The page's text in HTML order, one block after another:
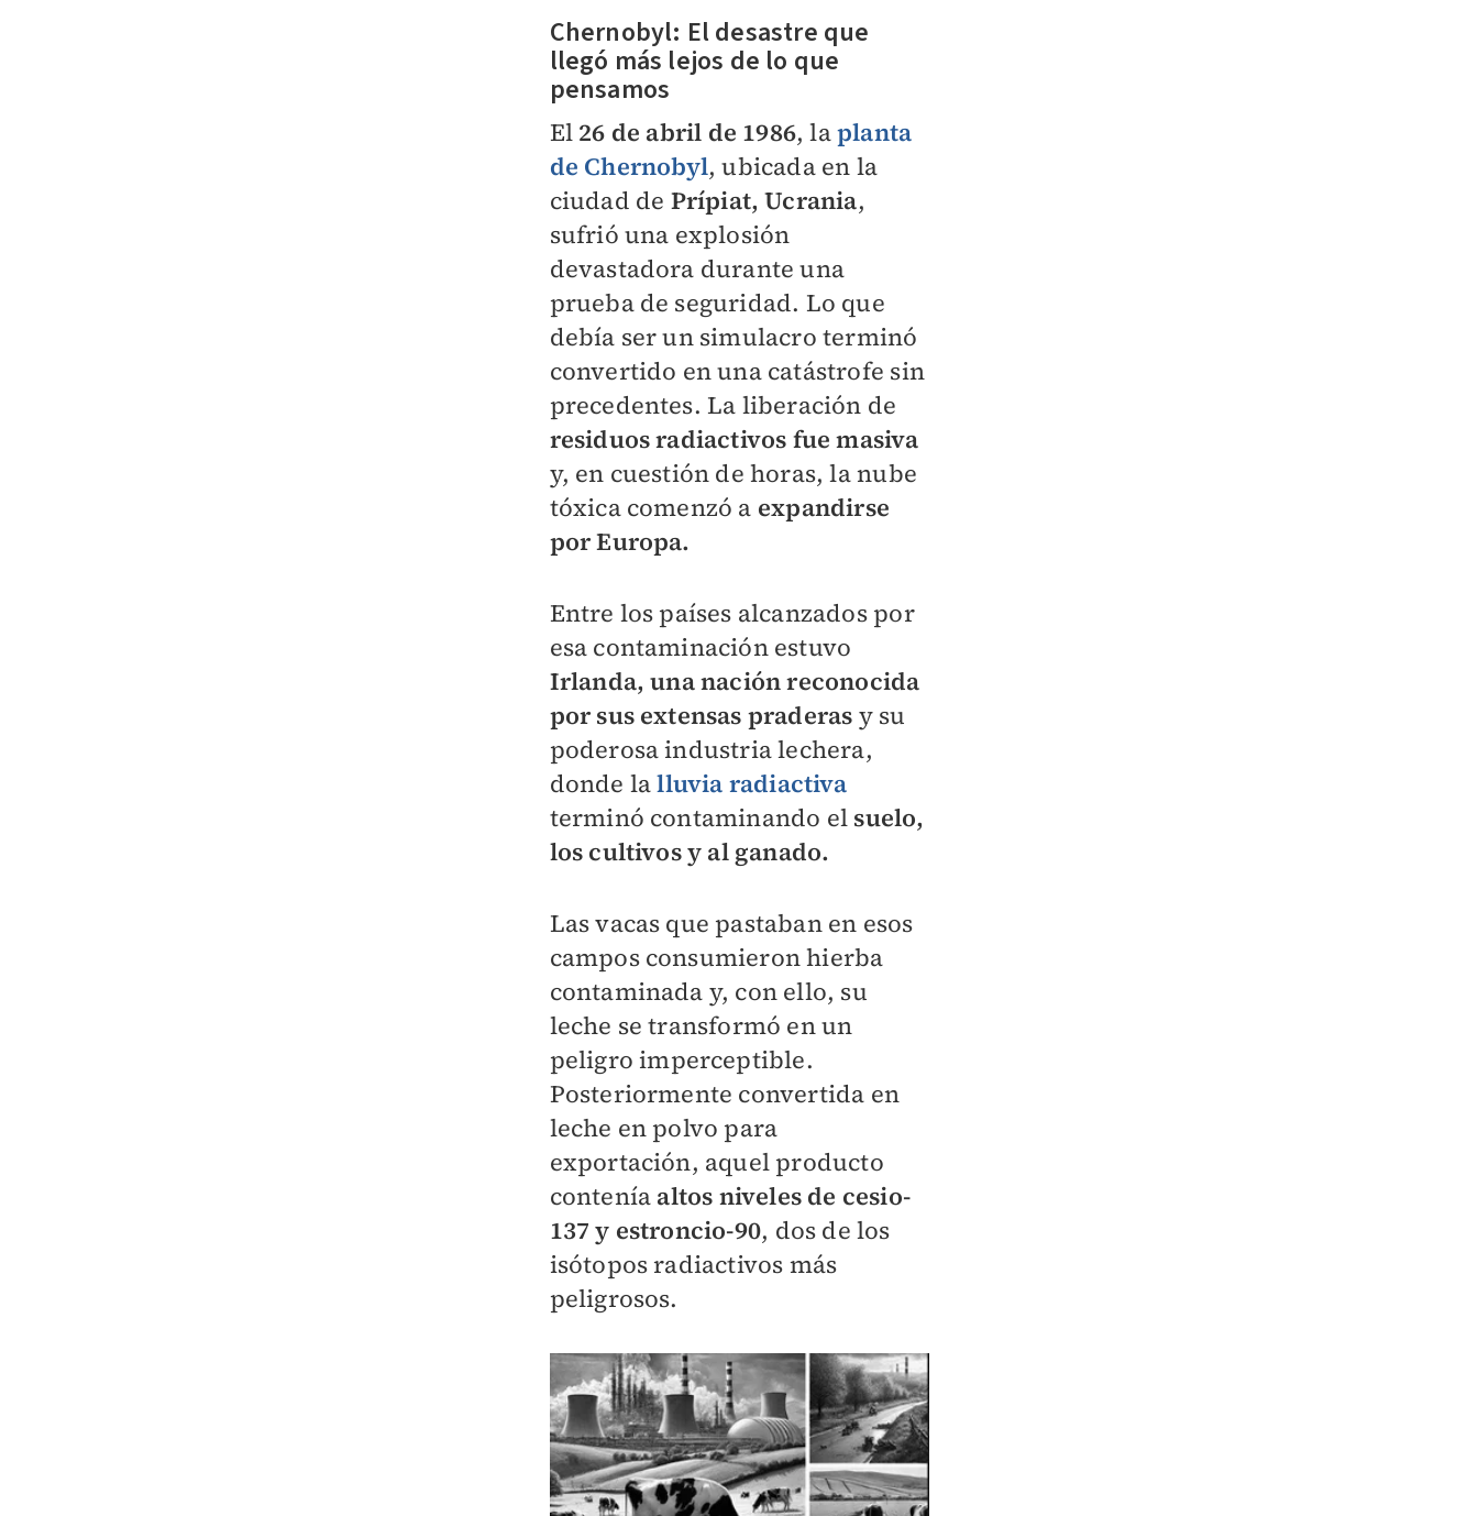
Chernobyl: El desastre que
llegó más lejos de lo que
pensamos
El 26 de abril de 1986, laplanta
de Chernobyl, ubicada en la
ciudad de Prípiat, Ucrania,
sufrió una explosión
devastadora durante una
prueba de seguridad. Lo que
debía ser un simulacro terminó
convertido en una catástrofe sin
precedentes. La liberación de
residuos radiactivos fue masiva
y, en cuestión de horas, la nube
tóxica comenzó a expandirse
por Europa.
Entre los países alcanzados por
esa contaminación estuvo
Irlanda, una nación reconocida
por sus extensas praderas y su
poderosa industria lechera,
donde lalluvia radiactiva
terminó contaminando el suelo,
los cultivos y al ganado.
Las vacas que pastaban en esos
campos consumieron hierba
contaminada y, con ello, su
leche se transformó en un
peligro imperceptible.
Posteriormente convertida en
leche en polvo para
exportación, aquel producto
contenía altos niveles de cesio-
137 y estroncio-90, dos de los
isótopos radiactivos más
peligrosos.